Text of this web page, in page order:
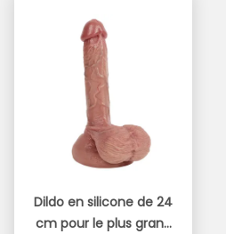
Dildo en silicone de 24
cm pour le plus grand